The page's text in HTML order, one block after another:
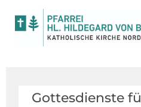
Gottesdienste